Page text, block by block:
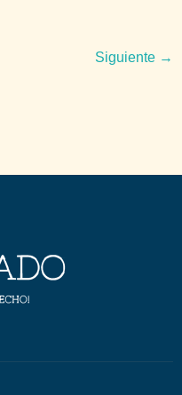
Siguiente →